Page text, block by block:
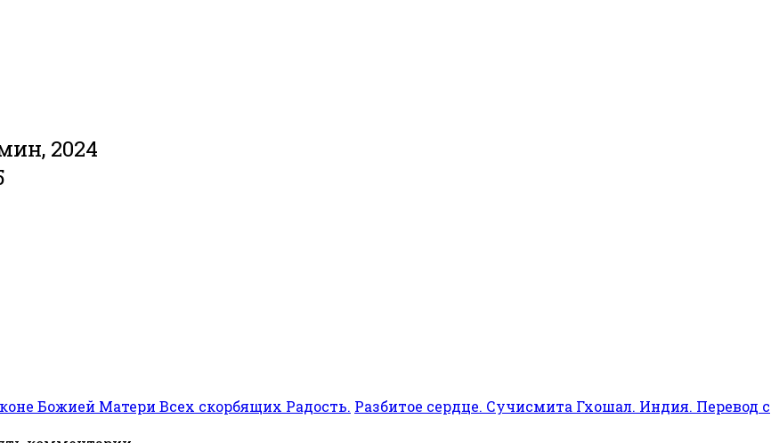
2024
Божией Матери Всех скорбящих Радость. Разбитое сердце. Сучисмита Гхошал. Индия. Перевод с